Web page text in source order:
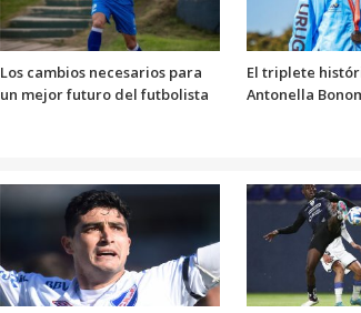
Los cambios necesarios para
un mejor futuro del futbolista
El triplete
Antonella